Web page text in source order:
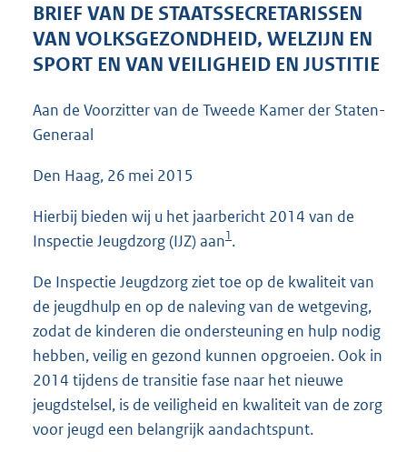
e
3
b
BRIEF VAN DE STAATSSECRETARISSEN
VAN VOLKSGEZONDHEID, WELZIJN EN
SPORT EN VAN VEILIGHEID EN JUSTITIE
Aan de Voorzitter van de Tweede Kamer der Staten-
Generaal
Den Haag, 26 mei 2015
Hierbij bieden wij u het jaarbericht 2014 van de
Inspectie Jeugdzorg (IJZ) aan1.
De Inspectie Jeugdzorg ziet toe op de kwaliteit van
de jeugdhulp en op de naleving van de wetgeving,
zodat de kinderen die ondersteuning en hulp nodig
hebben, veilig en gezond kunnen opgroeien. Ook in
2014 tijdens de transitie fase naar het nieuwe
jeugdstelsel, is de veiligheid en kwaliteit van de zorg
voor jeugd een belangrijk aandachtspunt.